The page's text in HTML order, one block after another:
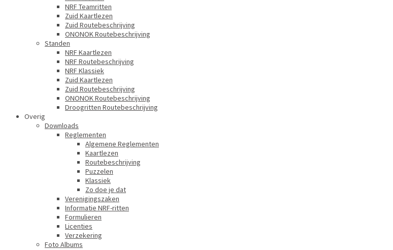
NRF Teamritten
Zuid Kaartlezen
Zuid Routebeschrijving
ONONOK Routebeschrijving
Standen
NRF Kaartlezen
NRF Routebeschrijving
NRF Klassiek
Zuid Kaartlezen
Zuid Routebeschrijving
ONONOK Routebeschrijving
Droogritten Routebeschrijving
Overig
Downloads
Reglementen
Algemene Reglementen
Kaartlezen
Routebeschrijving
Puzzelen
Klassiek
Zo doe je dat
Verenigingszaken
Informatie NRF-ritten
Formulieren
Licenties
Verzekering
Foto Albums